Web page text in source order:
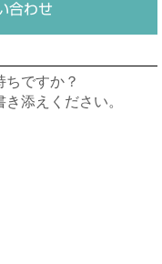
合わせ
ですか？
添えください。